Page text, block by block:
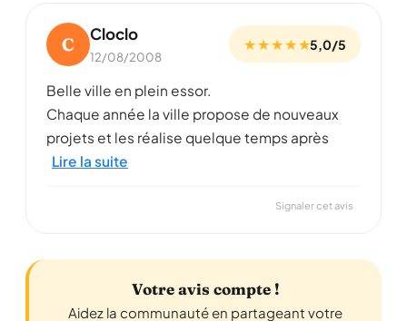
C Cloclo
12/08/2008
★ ★ ★ ★ ★5,0/5
Belle ville en plein essor.
Chaque année la ville propose de nouveaux
projets et les réalise quelque temps après
Lire la suite
Signaler cet avis
Votre avis compte !
Aidez la communauté en partageant votre